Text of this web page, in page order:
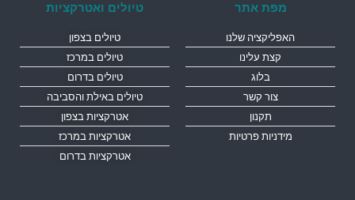
מפת אתר
האפליקציה שלנו
קצת עלינו
בלוג
צור קשר
תקנון
מידניות פרטיות
טיולים ואטרקציות
טיולים בצפון
טיולים במרכז
טיולים בדרום
טיולים באילת והסביבה
אטרקציות בצפון
אטרקציות במרכז
אטרקציות בדרום